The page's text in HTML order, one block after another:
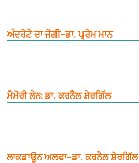
ਅੰਦਰੇਟੇ ਦਾ ਜੋਗੀ–ਡਾ. ਪ੍ਰੇਮ ਮਾਨ
ਮੈਮੋਰੀ ਲੇਨ: ਡਾ. ਕਰਨੈਲ ਸ਼ੇਰਗਿੱਲ
ਲਾਕਡਾਊਨ ਅਲਫਾ–ਡਾ. ਕਰਨੈਲ ਸ਼ੇਰਗਿੱਲ